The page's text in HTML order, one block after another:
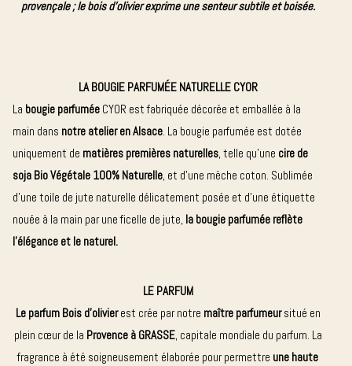
provençale ; le bois d’olivier exprime une senteur subtile et boisée.
LA BOUGIE PARFUMÉENATURELLE CYOR
La bougie parfumée CYOR est fabriquée décorée et emballée à la
main dans notre atelier en Alsace. La bougie parfumée est dotée
uniquement de matières premières naturelles, telle qu’une cire de
soja Bio Végétale 100% Naturelle, et d’une mèche coton. Sublimée
d’une toile de jute naturelle délicatement posée et d’une étiquette
nouée à la main par une ficelle de jute, la bougie parfumée reflète
l’élégance et le naturel.
LE PARFUM
Le parfum Bois d’olivierest crée par notre maître parfumeursitué en
plein cœur de la Provence à GRASSE, capitale mondiale du parfum. La
fragrance à été soigneusement élaborée pour permettre une haute